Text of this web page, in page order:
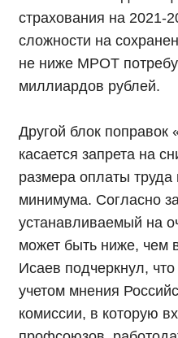
страхования на 2021-
сложности на
не ниже МРОТ
миллиардов рублей.
Другой блок поправок
касается запрета на
размера оплаты труда
минимума. Согласно
устанавливаемый на
может быть ниже, чем
Исаев подчеркнул,
учетом мнения
комиссии, в которую